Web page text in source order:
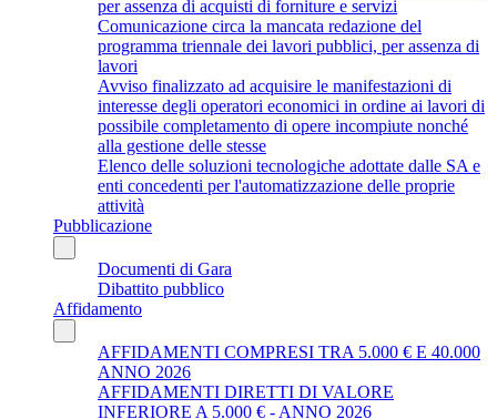
per assenza di acquisti di forniture e servizi
Comunicazione circa la mancata redazione del
programma triennale dei lavori pubblici, per assenza di
lavori
Avviso finalizzato ad acquisire le manifestazioni di
interesse degli operatori economici in ordine ai lavori di
possibile completamento di opere incompiute nonché
alla gestione delle stesse
Elenco delle soluzioni tecnologiche adottate dalle SA e
enti concedenti per l'automatizzazione delle proprie
attività
Pubblicazione
Documenti di Gara
Dibattito pubblico
Affidamento
AFFIDAMENTI COMPRESI TRA 5.000 € E 40.000
ANNO 2026
AFFIDAMENTI DIRETTI DI VALORE
INFERIORE A 5.000 € - ANNO 2026